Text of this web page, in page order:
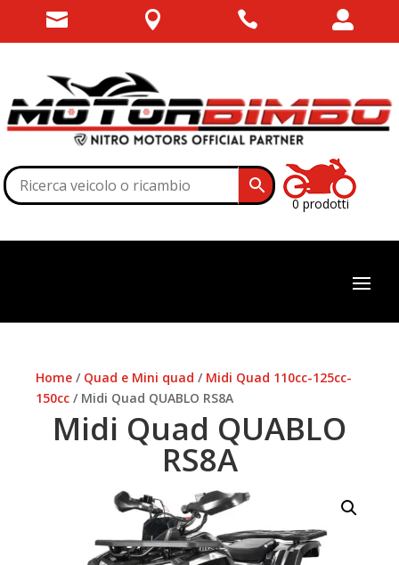
   
0 prodotti
Home / Quad e Mini quad / Midi Quad 110cc-125cc-
150cc / Midi Quad QUABLO RS8A
Midi Quad QUABLO
RS8A